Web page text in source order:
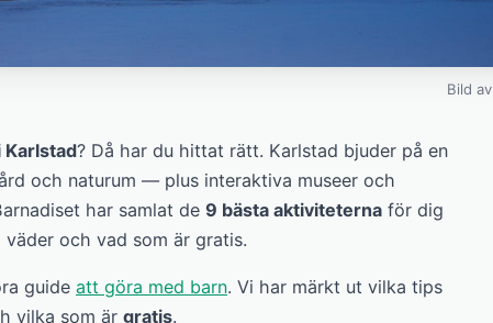
Bild av
Karlstad? Då har du hittat rätt. Karlstad bjuder på en
och naturum — plus interaktiva museer och
har samlat de 9 bästa aktiviteterna för dig
och vad som är gratis.
guide att göra med barn. Vi har märkt ut vilka tips
vilka som är gratis.